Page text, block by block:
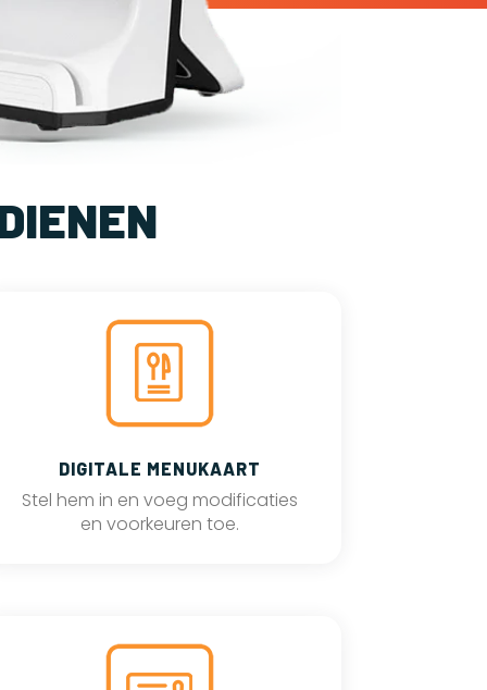
DIGITALE MENUKAART
Stel hem in en voeg modificaties
en voorkeuren toe.